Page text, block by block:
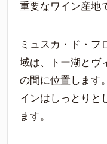
重要なワイン産地
ミュスカ・ド・フ
域は、トー湖とヴ
の間に位置します
インはしっとりと
ます。